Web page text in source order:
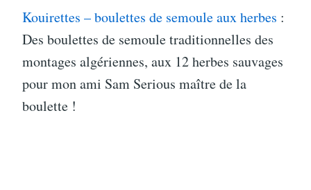
Kouirettes – boulettes de semoule aux herbes :
Des boulettes de semoule traditionnelles des
montages algériennes, aux 12 herbes sauvages
pour mon ami Sam Serious maître de la
boulette !